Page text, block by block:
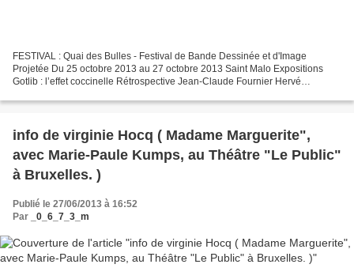
FESTIVAL : Quai des Bulles - Festival de Bande Dessinée et d'Image
Projetée Du 25 octobre 2013 au 27 octobre 2013 Saint Malo Expositions
Gotlib : l’effet coccinelle Rétrospective Jean-Claude Fournier Hervé
info de virginie Hocq ( Madame Marguerite",
avec Marie-Paule Kumps, au Théâtre "Le Public"
à Bruxelles. )
Publié le 27/06/2013 à 16:52
Par
_0_6_7_3_m